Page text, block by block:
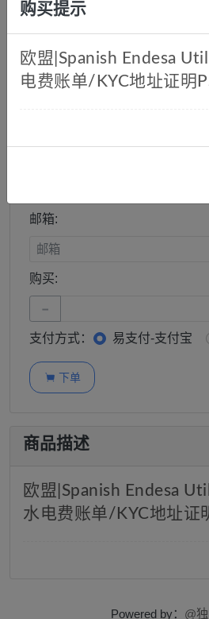
邮箱:
购买:
−
支付方式： 易支付-支付宝
 下单
商品描述
欧盟|Spanish Endesa
水电费账单/KYC地址证
购买提示
欧盟|Spanish Endesa
电费账单/KYC地址证明
Powered by： @